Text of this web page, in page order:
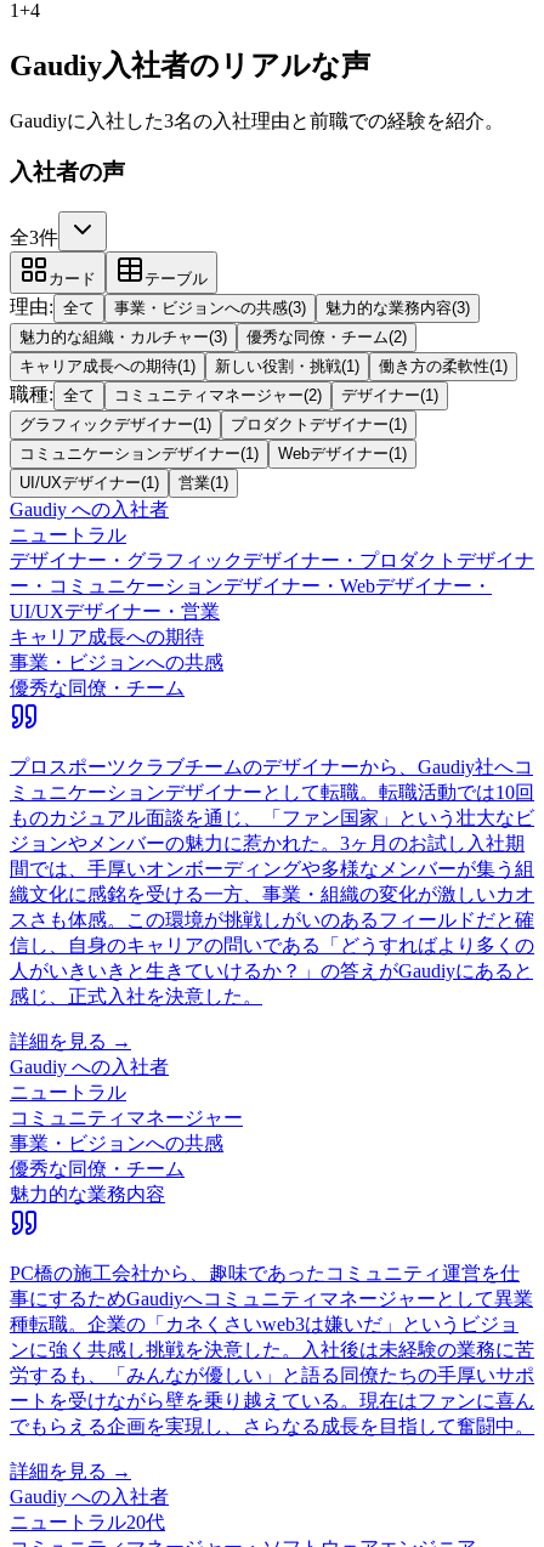
1+4
Gaudiy入社者のリアルな声
Gaudiyに入社した3名の入社理由と前職での経験を紹介。
入社者の声
全3件
カード テーブル
理由: 全て 事業・ビジョンへの共感(3) 魅力的な業務内容(3)
魅力的な組織・カルチャー(3) 優秀な同僚・チーム(2)
キャリア成長への期待(1) 新しい役割・挑戦(1) 働き方の柔軟性(1)
職種: 全て コミュニティマネージャー(2) デザイナー(1)
グラフィックデザイナー(1) プロダクトデザイナー(1)
コミュニケーションデザイナー(1) Webデザイナー(1)
UI/UXデザイナー(1) 営業(1)
Gaudiy への入社者
ニュートラル
デザイナー・グラフィックデザイナー・プロダクトデザイナ
ー・コミュニケーションデザイナー・Webデザイナー・
UI/UXデザイナー・営業
キャリア成長への期待
事業・ビジョンへの共感
優秀な同僚・チーム
プロスポーツクラブチームのデザイナーから、Gaudiy社へコ
ミュニケーションデザイナーとして転職。転職活動では10回
ものカジュアル面談を通じ、「ファン国家」という壮大なビ
ジョンやメンバーの魅力に惹かれた。3ヶ月のお試し入社期
間では、手厚いオンボーディングや多様なメンバーが集う組
織文化に感銘を受ける一方、事業・組織の変化が激しいカオ
スさも体感。この環境が挑戦しがいのあるフィールドだと確
信し、自身のキャリアの問いである「どうすればより多くの
人がいきいきと生きていけるか？」の答えがGaudiyにあると
感じ、正式入社を決意した。
詳細を見る →
Gaudiy への入社者
ニュートラル
コミュニティマネージャー
事業・ビジョンへの共感
優秀な同僚・チーム
魅力的な業務内容
PC橋の施工会社から、趣味であったコミュニティ運営を仕
事にするためGaudiyへコミュニティマネージャーとして異業
種転職。企業の「カネくさいweb3は嫌いだ」というビジョ
ンに強く共感し挑戦を決意した。入社後は未経験の業務に苦
労するも、「みんなが優しい」と語る同僚たちの手厚いサポ
ートを受けながら壁を乗り越えている。現在はファンに喜ん
でもらえる企画を実現し、さらなる成長を目指して奮闘中。
詳細を見る →
Gaudiy への入社者
ニュートラル20代